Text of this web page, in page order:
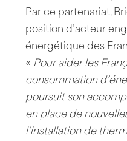
Par ce partenariat,
position d’acteur
énergétique des
« Pour aider les
consommation
poursuit son
en place de
l’installation de